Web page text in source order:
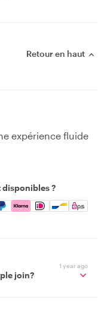
Retour en haut
expérience fluide
disponibles ?
Apple Pay, Google
1 year ago
join?